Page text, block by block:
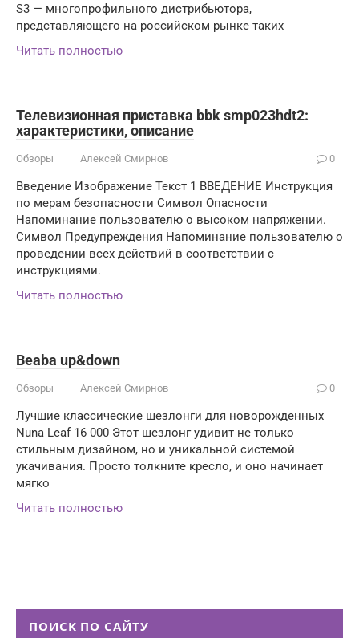
S3 — многопрофильного дистрибьютора,
представляющего на российском рынке таких
Читать полностью
Телевизионная приставка bbk smp023hdt2:
характеристики, описание
Обзоры Алексей Смирнов 0
Введение Изображение Текст 1 ВВЕДЕНИЕ Инструкция
по мерам безопасности Символ Опасности
Напоминание пользователю о высоком напряжении.
Символ Предупреждения Напоминание пользователю о
проведении всех действий в соответствии с
инструкциями.
Читать полностью
Beaba up&down
Обзоры Алексей Смирнов 0
Лучшие классические шезлонги для новорожденных
Nuna Leaf 16 000 Этот шезлонг удивит не только
стильным дизайном, но и уникальной системой
укачивания. Просто толкните кресло, и оно начинает
мягко
Читать полностью
ПОИСК ПО САЙТУ